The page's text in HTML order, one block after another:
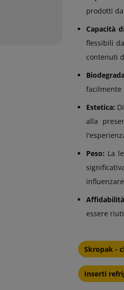
prodotti
Capacità
flessibili
contenuti
facilmente
Estetica:
alla
Peso: La
essere
Skropak -
Inserti